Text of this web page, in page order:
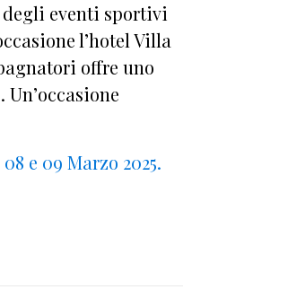
eventi sportivi
l’hotel Villa
offre uno
e 09 Marzo 2025.